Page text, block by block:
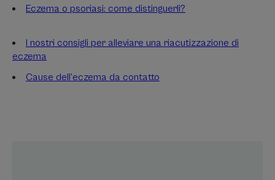
Eczema o psoriasi: come distinguerli?
I nostri consigli per alleviare una riacutizzazione di
eczema
Cause dell’eczema da contatto